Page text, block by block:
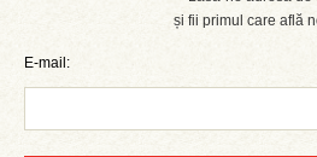
și fii primul care află
E-mail: